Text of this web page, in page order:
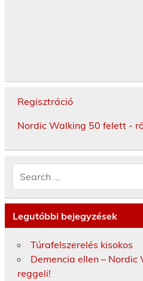
Regisztráció
Nordic Walking 50 felett -
Legutóbbi bejegyzések
Túrafelszerelés kisokos
Demencia ellen – Nordic
reggeli!